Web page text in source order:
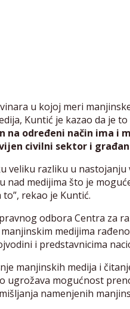
u kojoj meri
Kuntić je kazao da je
na određeni način ima i
civilni sektor i
veliku razliku u
nad medijima što je
rekao je Kuntić.
odbora Centra za
medijima
i predstavnicima
manjinskih medija i
ugrožava mogućnost
namenjenih